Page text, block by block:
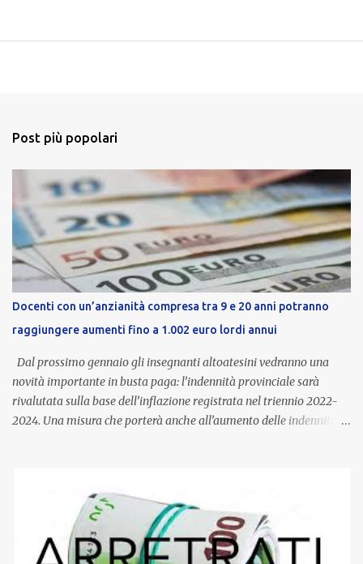
Post più popolari
Docenti con un’anzianità compresa tra 9 e 20 anni potranno
raggiungere aumenti fino a 1.002 euro lordi annui
Dal prossimo gennaio gli insegnanti altoatesini vedranno una
novità importante in busta paga: l’indennità provinciale sarà
rivalutata sulla base dell’inflazione registrata nel triennio 2022-
2024. Una misura che porterà anche all’aumento delle indennità di
dedicato alle donne vittime di violenza di genere, in linea con la
normativa nazionale e con l’obiettivo di offrire maggiore tutela e
supporto in situazioni delicate. L’indennità provinciale per i docenti
è un unicum in Italia: si tratta di una misura esclusiva della